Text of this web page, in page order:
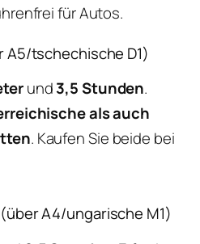
für Autos.
A5/tschechische D1)
und3,5 Stunden.
als auch
. Kaufen Sie beide bei
A4/ungarische M1)